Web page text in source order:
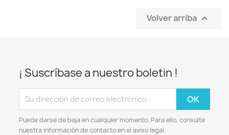
Volver arriba 
¡ Suscríbase a nuestro boletin !
Puede darse de baja en cualquier momento. Para ello, consulte
nuestra información de contacto en el aviso legal.